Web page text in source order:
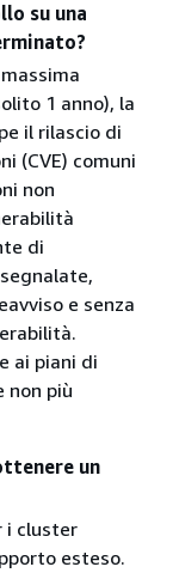
su una
1 anno), la
il rilascio di
(CVE) comuni
non
di
e senza
ai piani di
non più
un
i cluster
esteso.